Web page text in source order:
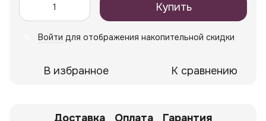
Купить
Войти для отображения накопительной скидки
В избранное К сравнению
Доставка Оплата Гарантия